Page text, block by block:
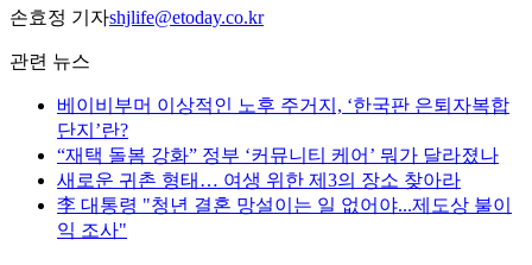
손효정 기자shjlife@etoday.co.kr
관련 뉴스
베이비부머 이상적인 노후 주거지, ‘한국판 은퇴자복합
단지’란?
“재택 돌봄 강화” 정부 ‘커뮤니티 케어’ 뭐가 달라졌나
새로운 귀촌 형태… 여생 위한 제3의 장소 찾아라
李 대통령 "청년 결혼 망설이는 일 없어야...제도상 불이
익 조사"